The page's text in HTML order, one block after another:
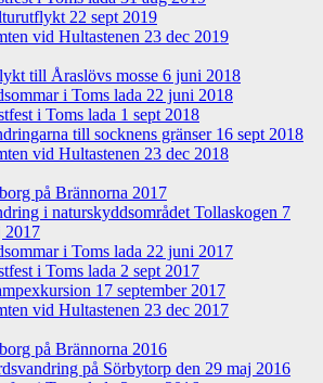
22 sept 2019
vid Hultastenen 23 dec 2019
till Åraslövs mosse 6 juni 2018
i Toms lada 22 juni 2018
i Toms lada 1 sept 2018
till socknens gränser 16 sept 2018
vid Hultastenen 23 dec 2018
på Brännorna 2017
i naturskyddsområdet Tollaskogen 7
2017
i Toms lada 22 juni 2017
i Toms lada 2 sept 2017
17 september 2017
vid Hultastenen 23 dec 2017
på Brännorna 2016
på Sörbytorp den 29 maj 2016